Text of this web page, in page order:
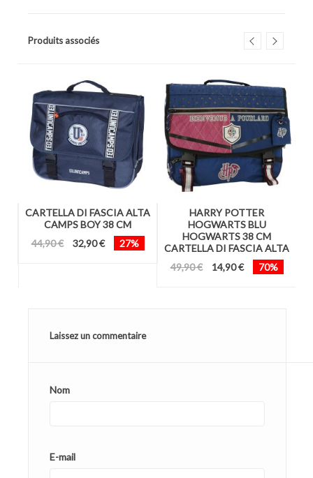
Produits associés
CARTELLA DI FASCIA ALTA
CAMPS BOY 38 CM
44,90 €
32,90 € 27%
HARRY POTTER
HOGWARTS BLU
HOGWARTS 38 CM
CARTELLA DI FASCIA ALTA
49,90 €
14,90 € 70%
Laissez un commentaire
Nom
E-mail